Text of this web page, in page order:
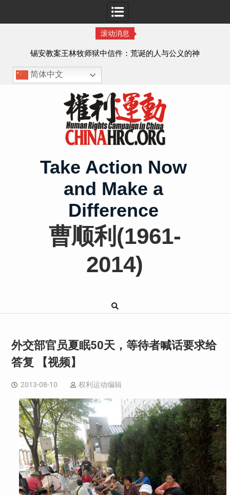
滚动消息
锡安教案王林牧师狱中信件：荒诞的人与公义的神
简体中文
Take Action Now
and Make a
Difference
曹顺利(1961-
2014)
外交部官员夏眠50天，等待者喊话要求给
答复 【视频】
2013-08-10 权利运动编辑